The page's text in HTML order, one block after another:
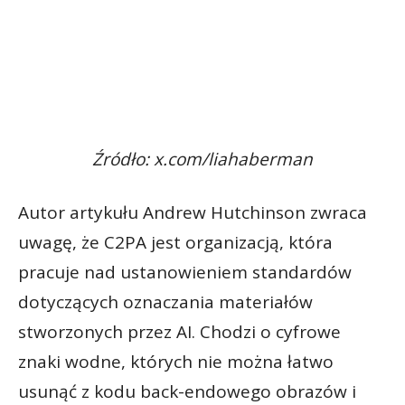
Źródło: x.com/liahaberman
Autor artykułu Andrew Hutchinson zwraca
uwagę, że C2PA jest organizacją, która
pracuje nad ustanowieniem standardów
dotyczących oznaczania materiałów
stworzonych przez AI. Chodzi o cyfrowe
znaki wodne, których nie można łatwo
usunąć z kodu back-endowego obrazów i